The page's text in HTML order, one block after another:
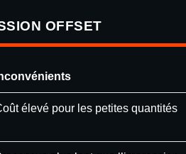
OFFSET
élevé pour les petites quantités